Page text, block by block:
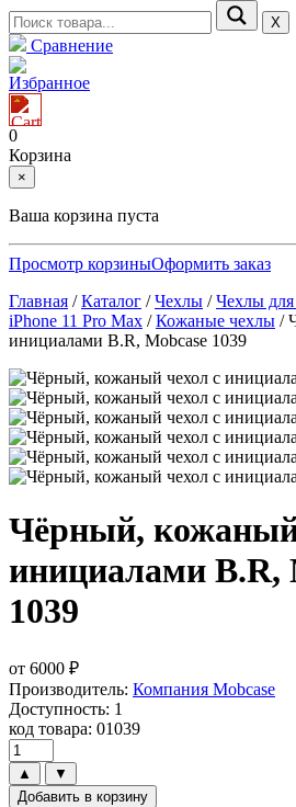
Х
Сравнение
Избранное
0
Корзина
×
Ваша корзина пуста
Просмотр корзиныОформить заказ
Главная /Каталог /Чехлы /Чехлы для
iPhone 11 Pro Max /Кожаные чехлы /
инициалами B.R, Mobcase 1039
Чёрный, кожаный
инициалами B.R,
1039
от 6000 ₽
Производитель: Компания Mobcase
Доступность: 1
код товара: 01039
▲
▼
Добавить в корзину